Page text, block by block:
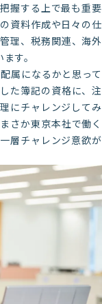
握する上で最も重要
資料作成や日々の仕
理、税務関連、海外
す。
属になるかと思って
た簿記の資格に、注
にチャレンジしてみ
さか東京本社で働く
層チャレンジ意欲が